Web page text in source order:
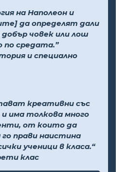
на Наполеон и
да определят дали
добър човек или лош
по средата.”
и специално
креативни със
и има толкова много
от които да
го прави наистина
ученици в класа.“
клас